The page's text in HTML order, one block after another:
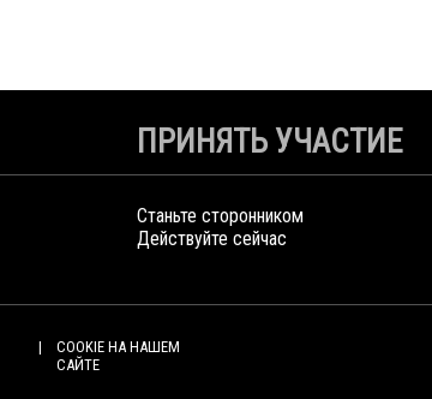
ПРИНЯТЬ УЧАСТИЕ
Станьте сторонником
Действуйте сейчас
COOKIE НА НАШЕМ
САЙТЕ